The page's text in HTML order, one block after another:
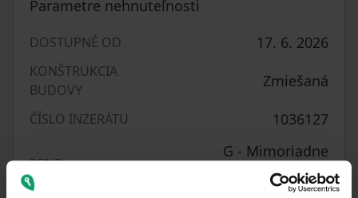
Parametre nehnuteľnosti
DOSTUPNÉ OD 17. 6. 2026
KONŠTRUKCIA
BUDOVY
Zmiešaná
ČÍSLO INZERÁTU 1036127
PENB
G - Mimoriadne
nehospodárne